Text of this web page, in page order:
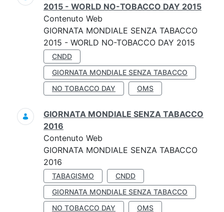
2015 - WORLD NO-TOBACCO DAY 2015
Contenuto Web
GIORNATA MONDIALE SENZA TABACCO
2015 - WORLD NO-TOBACCO DAY 2015
CNDD
GIORNATA MONDIALE SENZA TABACCO
NO TOBACCO DAY
OMS
GIORNATA MONDIALE SENZA TABACCO
2016
Contenuto Web
GIORNATA MONDIALE SENZA TABACCO
2016
TABAGISMO
CNDD
GIORNATA MONDIALE SENZA TABACCO
NO TOBACCO DAY
OMS